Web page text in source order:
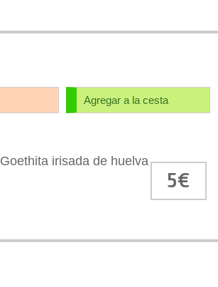
Agregar a la cesta
Goethita irisada de huelva
5€